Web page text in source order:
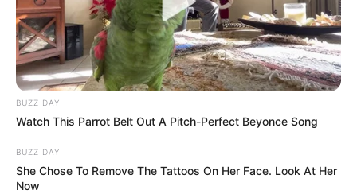
BUZZ DAY
Watch This Parrot Belt Out A Pitch-Perfect Beyonce Song
BUZZ DAY
She Chose To Remove The Tattoos On Her Face. Look At Her
Now